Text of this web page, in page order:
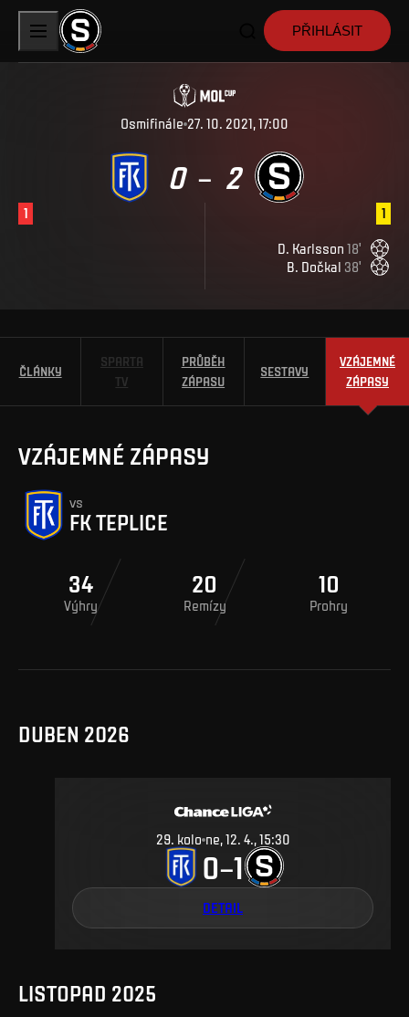
PŘIHLÁSIT
Osmifinále 27. 10. 2021, 17:00
0 – 2
1
D Karlsson 18'
B Dočkal 38'
1
ČLÁNKY
SPARTA
TV
PRŮBĚH
ZÁPASU
SESTAVY
VZÁJEMNÉ
ZÁPASY
VZÁJEMNÉ ZÁPASY
vs
FK TEPLICE
34
Výhry
20
Remízy
10
Prohry
DUBEN 2026
29. kolo ne, 12. 4., 15:30
0–1
DETAIL
LISTOPAD 2025